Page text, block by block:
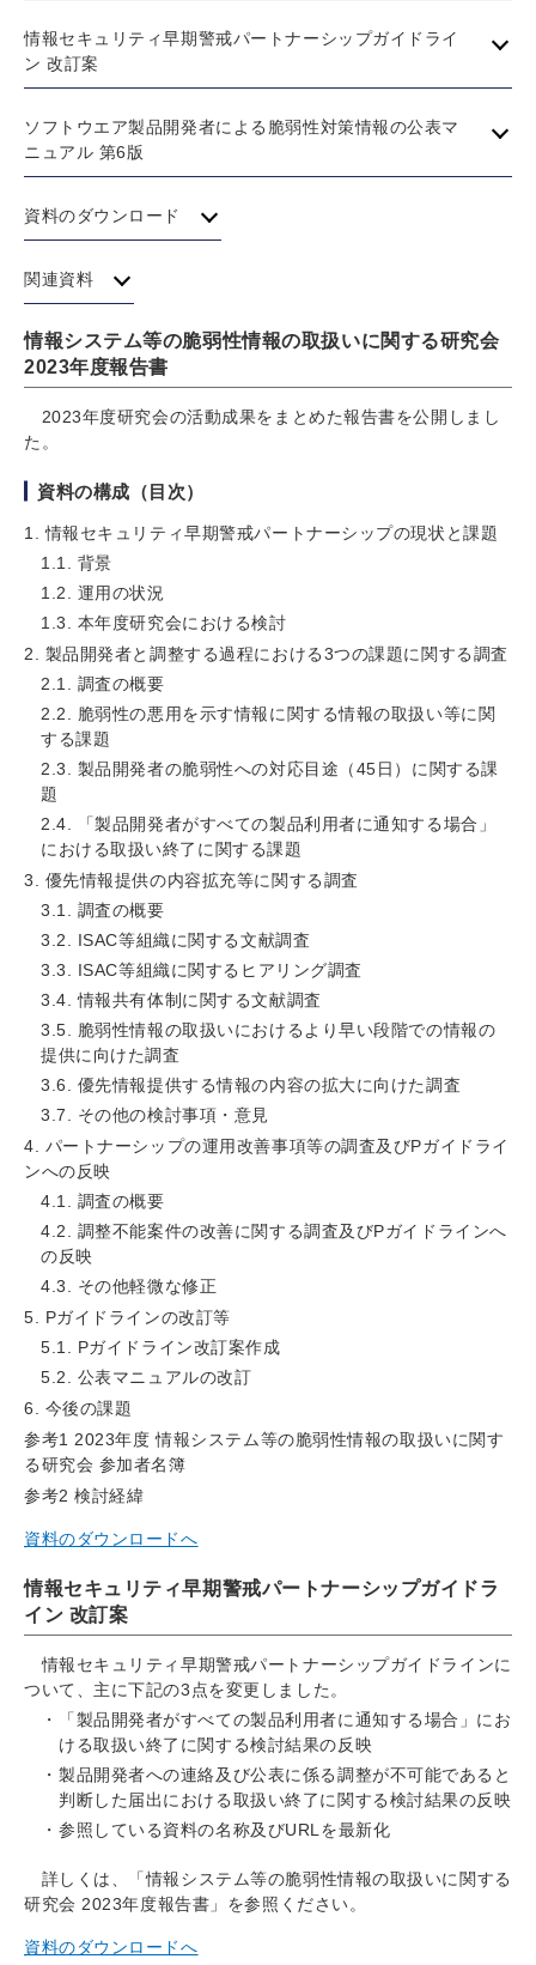
情報セキュリティ早期警戒パートナーシップガイドライ
ン 改訂案
ソフトウエア製品開発者による脆弱性対策情報の公表マ
ニュアル 第6版
資料のダウンロード
関連資料
情報システム等の脆弱性情報の取扱いに関する研究会
2023年度報告書
2023年度研究会の活動成果をまとめた報告書を公開しまし
た。
資料の構成（目次）
1. 情報セキュリティ早期警戒パートナーシップの現状と課題
1.1. 背景
1.2. 運用の状況
1.3. 本年度研究会における検討
2. 製品開発者と調整する過程における3つの課題に関する調査
2.1. 調査の概要
2.2. 脆弱性の悪用を示す情報に関する情報の取扱い等に関
する課題
2.3. 製品開発者の脆弱性への対応目途（45日）に関する課
題
2.4. 「製品開発者がすべての製品利用者に通知する場合」
における取扱い終了に関する課題
3. 優先情報提供の内容拡充等に関する調査
3.1. 調査の概要
3.2. ISAC等組織に関する文献調査
3.3. ISAC等組織に関するヒアリング調査
3.4. 情報共有体制に関する文献調査
3.5. 脆弱性情報の取扱いにおけるより早い段階での情報の
提供に向けた調査
3.6. 優先情報提供する情報の内容の拡大に向けた調査
3.7. その他の検討事項・意見
4. パートナーシップの運用改善事項等の調査及びPガイドライ
ンへの反映
4.1. 調査の概要
4.2. 調整不能案件の改善に関する調査及びPガイドラインへ
の反映
4.3. その他軽微な修正
5. Pガイドラインの改訂等
5.1. Pガイドライン改訂案作成
5.2. 公表マニュアルの改訂
6. 今後の課題
参考1 2023年度 情報システム等の脆弱性情報の取扱いに関す
る研究会 参加者名簿
参考2 検討経緯
資料のダウンロードへ
情報セキュリティ早期警戒パートナーシップガイドラ
イン 改訂案
情報セキュリティ早期警戒パートナーシップガイドラインに
ついて、主に下記の3点を変更しました。
「製品開発者がすべての製品利用者に通知する場合」にお
ける取扱い終了に関する検討結果の反映
製品開発者への連絡及び公表に係る調整が不可能であると
判断した届出における取扱い終了に関する検討結果の反映
参照している資料の名称及びURLを最新化
詳しくは、「情報システム等の脆弱性情報の取扱いに関する
研究会 2023年度報告書」を参照ください。
資料のダウンロードへ